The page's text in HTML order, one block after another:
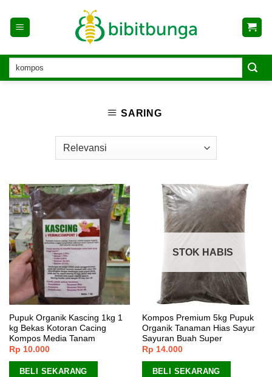
content
SARING
Pupuk Organik Kascing 1kg 1
kg Bekas Kotoran Cacing
Kompos Media Tanam
Rp 10.000
BELI SEKARANG
STOK HABIS
Kompos Premium 5kg Pupuk
Organik Tanaman Hias Sayur
Sayuran Buah Super
Rp 14.000
BELI SEKARANG